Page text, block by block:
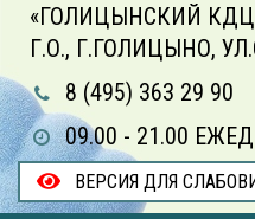
«ГОЛИЦЫНСКИЙ
Г.О., Г.ГОЛИЦЫНО,
8 (495) 363 29 90
09.00 - 21.00
ВЕРСИЯ ДЛЯ